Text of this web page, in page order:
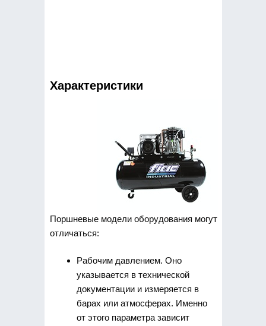
Характеристики
Поршневые модели оборудования могут
отличаться:
Рабочим давлением. Оно
указывается в технической
документации и измеряется в
барах или атмосферах. Именно
от этого параметра зависит